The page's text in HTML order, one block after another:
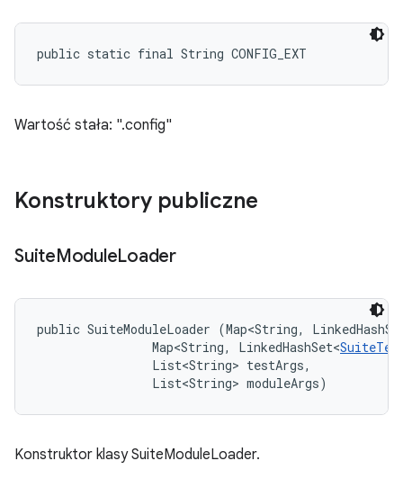
public static final String CONFIG_EXT
Wartość stała: ".config"
Konstruktory publiczne
SuiteModuleLoader
public SuiteModuleLoader (Map<String,
                Map<String, LinkedHashSet<
                List<String> testArgs,
                List<String> moduleArgs)
Konstruktor klasy SuiteModuleLoader.